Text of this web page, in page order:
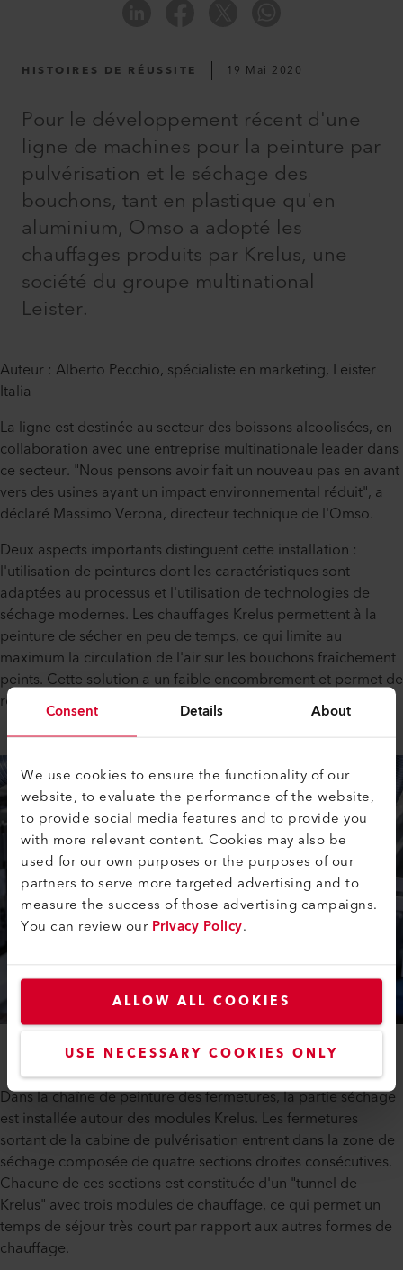
Consent Details About
We use cookies to ensure the functionality of our
website, to evaluate the performance of the website,
to provide social media features and to provide you
with more relevant content. Cookies may also be
used for our own purposes or the purposes of our
partners to serve more targeted advertising and to
measure the success of those advertising campaigns.
You can review ourPrivacy Policy.
ALLOW ALL COOKIES
USE NECESSARY COOKIES ONLY
HISTOIRES DE RÉUSSITE 19 Mai 2020
Pour le développement récent d'une
ligne de machines pour la peinture par
pulvérisation et le séchage des
bouchons, tant en plastique qu'en
aluminium, Omso a adopté les
chauffages produits par Krelus, une
société du groupe multinational
Leister.
Auteur : Alberto Pecchio, spécialiste en marketing, Leister
Italia
La ligne est destinée au secteur des boissons alcoolisées, en
collaboration avec une entreprise multinationale leader dans
ce secteur. "Nous pensons avoir fait un nouveau pas en avant
vers des usines ayant un impact environnemental réduit", a
déclaré Massimo Verona, directeur technique de l'Omso.
Deux aspects importants distinguent cette installation :
l'utilisation de peintures dont les caractéristiques sont
adaptées au processus et l'utilisation de technologies de
séchage modernes. Les chauffages Krelus permettent à la
peinture de sécher en peu de temps, ce qui limite au
maximum la circulation de l'air sur les bouchons fraîchement
peints. Cette solution a un faible encombrement et permet de
réguler très facilement les températures de fonctionnement.
Dans la chaîne de peinture des fermetures, la partie séchage
est installée autour des modules Krelus. Les fermetures
sortant de la cabine de pulvérisation entrent dans la zone de
séchage composée de quatre sections droites consécutives.
Chacune de ces sections est constituée d'un "tunnel de
Krelus" avec trois modules de chauffage, ce qui permet un
temps de séjour très court par rapport aux autres formes de
chauffage.